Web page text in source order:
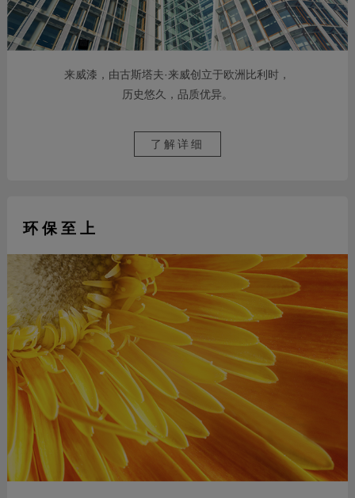
来威漆，由古斯塔夫·来威创立于欧洲比利时，
历史悠久，品质优异。
了解详细
环 保 至 上